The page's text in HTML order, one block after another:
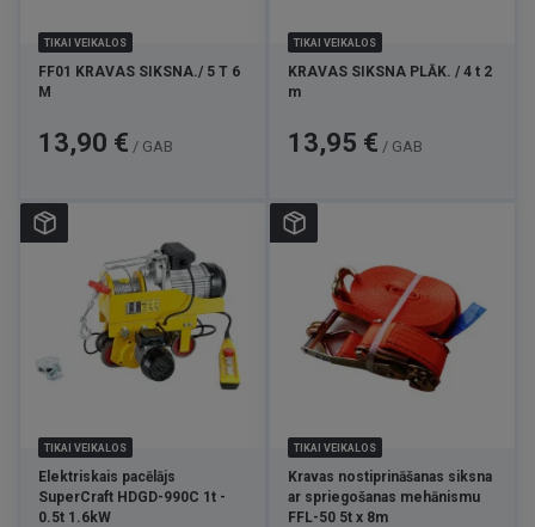
TIKAI VEIKALOS
FF01 KRAVAS SIKSNA./ 5 T 6
M
Cena
13,90 € / GAB
TIKAI VEIKALOS
KRAVAS SIKSNA PLĀK. / 4 t 2
m
Cena
13,95 € / GAB
TIKAI VEIKALOS
Elektriskais pacēlājs
SuperCraft HDGD-990C 1t -
0.5t 1.6kW
TIKAI VEIKALOS
Kravas nostiprināšanas siksna
ar spriegošanas mehānismu
FFL-50 5t x 8m